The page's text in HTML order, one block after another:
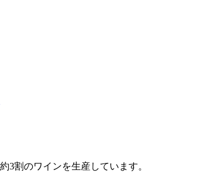
3割のワインを生産しています。